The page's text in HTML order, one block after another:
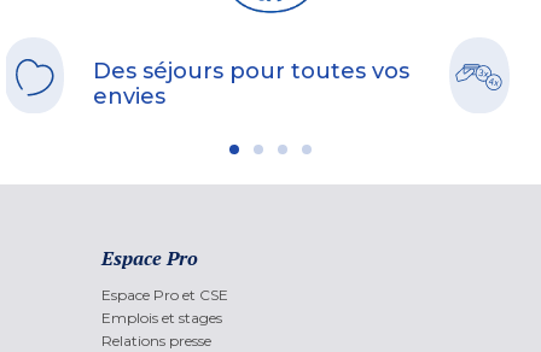
Des séjours pour toutes vos
envies
Espace Pro
Espace Pro et CSE
Emplois et stages
Relations presse